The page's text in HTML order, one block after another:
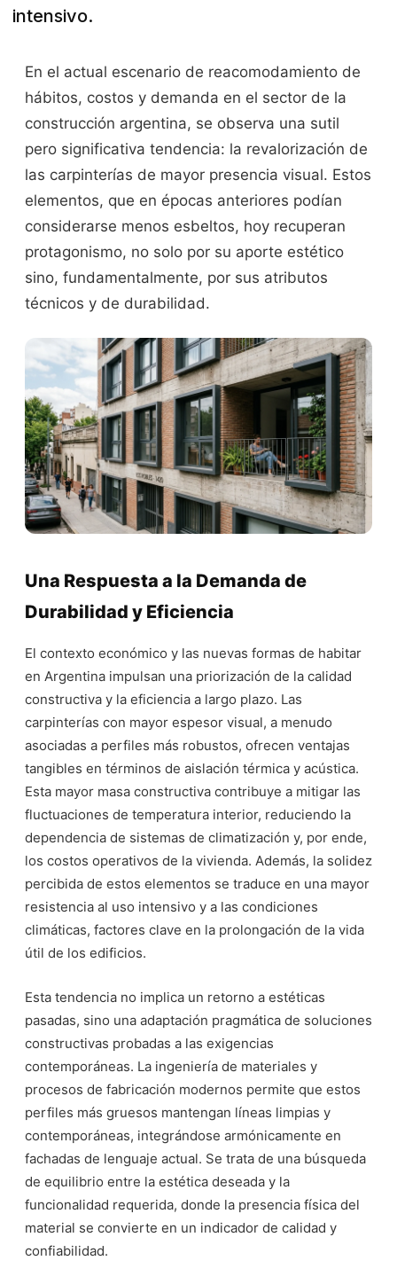
intensivo.
En el actual escenario de reacomodamiento de
hábitos, costos y demanda en el sector de la
construcción argentina, se observa una sutil
pero significativa tendencia: la revalorización de
las carpinterías de mayor presencia visual. Estos
elementos, que en épocas anteriores podían
considerarse menos esbeltos, hoy recuperan
protagonismo, no solo por su aporte estético
sino, fundamentalmente, por sus atributos
técnicos y de durabilidad.
Una Respuesta a la Demanda de
Durabilidad y Eficiencia
El contexto económico y las nuevas formas de habitar
en Argentina impulsan una priorización de la calidad
constructiva y la eficiencia a largo plazo. Las
carpinterías con mayor espesor visual, a menudo
asociadas a perfiles más robustos, ofrecen ventajas
tangibles en términos de aislación térmica y acústica.
Esta mayor masa constructiva contribuye a mitigar las
fluctuaciones de temperatura interior, reduciendo la
dependencia de sistemas de climatización y, por ende,
los costos operativos de la vivienda. Además, la solidez
percibida de estos elementos se traduce en una mayor
resistencia al uso intensivo y a las condiciones
climáticas, factores clave en la prolongación de la vida
útil de los edificios.
Esta tendencia no implica un retorno a estéticas
pasadas, sino una adaptación pragmática de soluciones
constructivas probadas a las exigencias
contemporáneas. La ingeniería de materiales y
procesos de fabricación modernos permite que estos
perfiles más gruesos mantengan líneas limpias y
contemporáneas, integrándose armónicamente en
fachadas de lenguaje actual. Se trata de una búsqueda
de equilibrio entre la estética deseada y la
funcionalidad requerida, donde la presencia física del
material se convierte en un indicador de calidad y
confiabilidad.